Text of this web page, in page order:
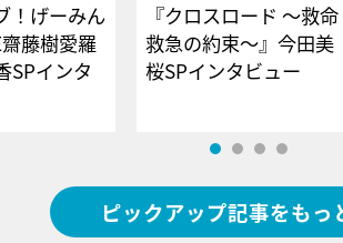
！げーみん
藤樹愛羅
SPインタ
『クロスロード ～救命
救急の約束～』今田美
桜SPインタビュー
ピックアップ記事をもっ